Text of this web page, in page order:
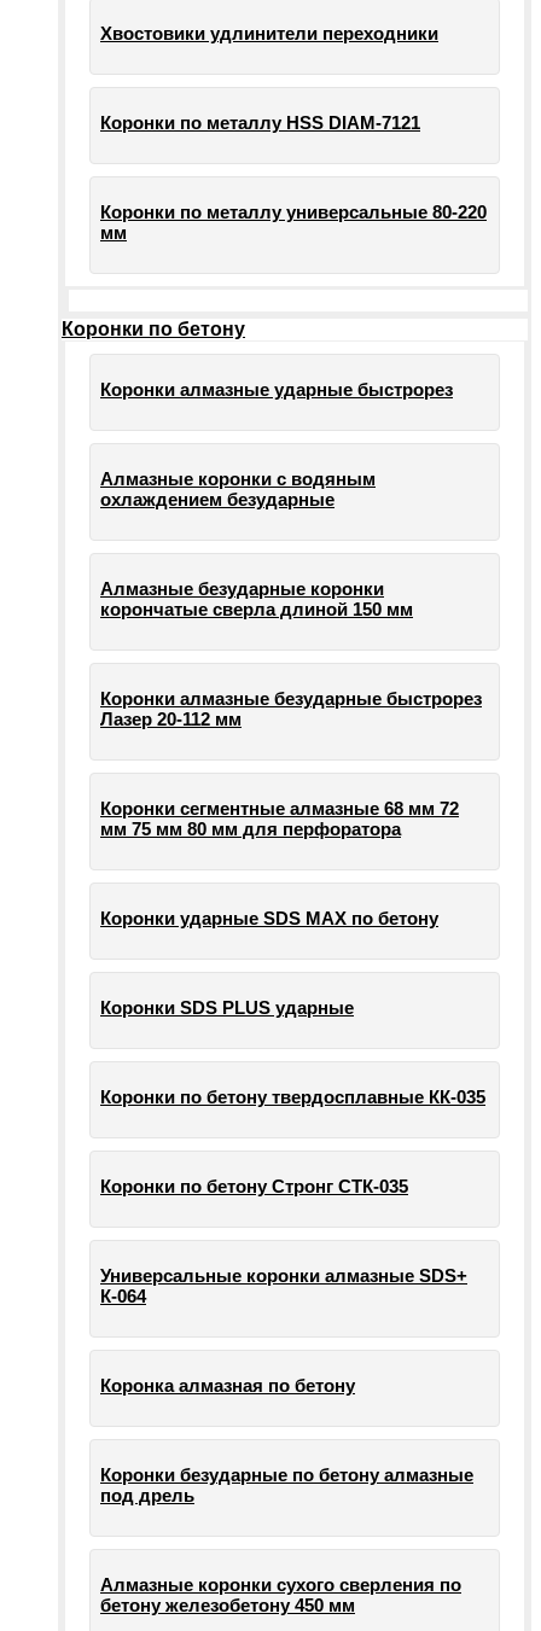
Хвостовики удлинители переходники
Коронки по металлу HSS DIAM-7121
Коронки по металлу универсальные 80-220
мм
Коронки по бетону
Коронки алмазные ударные быстрорез
Алмазные коронки с водяным
охлаждением безударные
Алмазные безударные коронки
корончатые сверла длиной 150 мм
Коронки алмазные безударные быстрорез
Лазер 20-112 мм
Коронки сегментные алмазные 68 мм 72
мм 75 мм 80 мм для перфоратора
Коронки ударные SDS MAX по бетону
Коронки SDS PLUS ударные
Коронки по бетону твердосплавные КК-035
Коронки по бетону Стронг СТК-035
Универсальные коронки алмазные SDS+
К-064
Коронка алмазная по бетону
Коронки безударные по бетону алмазные
под дрель
Алмазные коронки сухого сверления по
бетону железобетону 450 мм